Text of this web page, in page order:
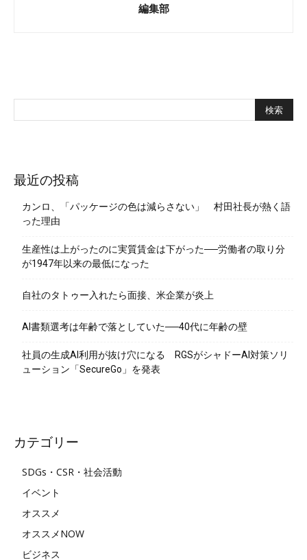
編集部
最近の投稿
カンロ、「パッケージの色は減らさない」 村田社長が熱く語
った理由
生産性は上がったのに実質賃金は下がった──労働者の取り分
が1947年以来の最低になった
自社のタトゥー入れたら面接、米企業が炎上
AI書類選考は年齢で落としていた──40代に年齢の壁
社員の生成AI利用が抜け穴になる RGSがシャドーAI対策ソリ
ューション「SecureGo」を発表
カテゴリー
SDGs・CSR・社会活動
イベント
オススメ
オススメNOW
ビジネス